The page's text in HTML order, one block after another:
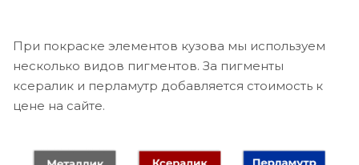
При покраске элементов кузова мы используем
несколько видов пигментов. За пигменты
ксералик и перламутр добавляется стоимость к
цене на сайте.